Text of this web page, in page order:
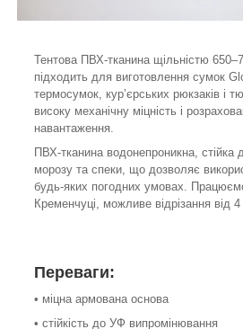
Тентова ПВХ-тканина щільністю
підходить для виготовлення сумок
термосумок, кур’єрських рюкзаків і
високу механічну міцність і
навантаження.
ПВХ-тканина водонепроникна, стійка
морозу та спеки, що дозволяє
будь-яких погодних умовах.
Кременчуці, можливе відрізання від 4
Переваги:
• міцна армована основа
• стійкість до УФ випромінювання